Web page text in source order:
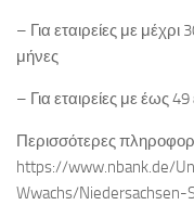
– Για εταιρείες με μέχρι
μήνες
– Για εταιρείες με έως
Περισσότερες
https://www.nbank.de/
Wwachs/